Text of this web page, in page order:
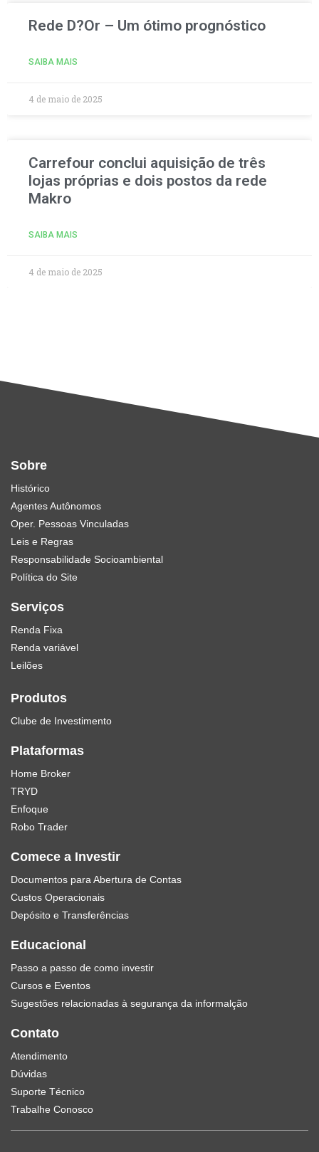
Rede D?Or – Um ótimo prognóstico
SAIBA MAIS
4 de maio de 2025
Carrefour conclui aquisição de três
lojas próprias e dois postos da rede
Makro
SAIBA MAIS
4 de maio de 2025
Sobre
Histórico
Agentes Autônomos
Oper. Pessoas Vinculadas
Leis e Regras
Responsabilidade Socioambiental
Política do Site
Serviços
Renda Fixa
Renda variável
Leilões
Produtos
Clube de Investimento
Plataformas
Home Broker
TRYD
Enfoque
Robo Trader
Comece a Investir
Documentos para Abertura de Contas
Custos Operacionais
Depósito e Transferências
Educacional
Passo a passo de como investir
Cursos e Eventos
Sugestões relacionadas à segurança da informalção
Contato
Atendimento
Dúvidas
Suporte Técnico
Trabalhe Conosco